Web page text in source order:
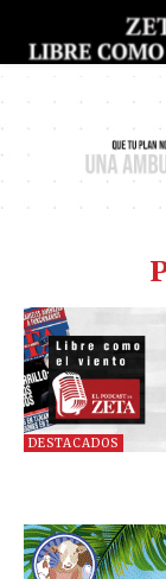
DESTACADOS